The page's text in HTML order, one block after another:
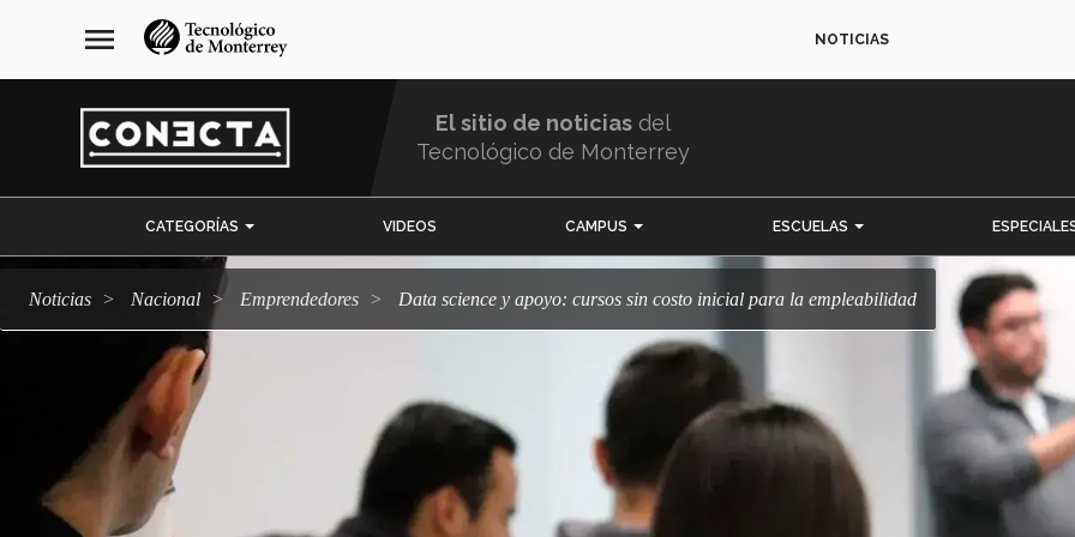
navegación
principal
menu NOTICIAS
El sitio de noticias del
Tecnológico de Monterrey
CATEGORÍAS VIDEOS CAMPUS ESCUELAS
Noticias Nacional emprendedores Data science y apoyo: cursos sin costo inicial para la empleabilidad